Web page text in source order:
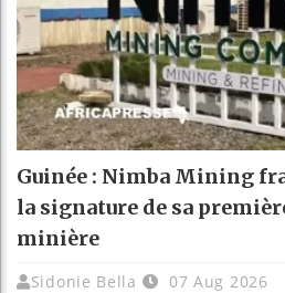
Guinée : Nimba Mining
la signature de sa
minière
Sidonie Bella 07 Aug 2026